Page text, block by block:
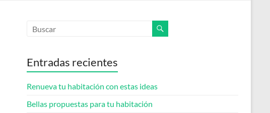
Entradas recientes
Renueva tu habitación con estas ideas
Bellas propuestas para tu habitación